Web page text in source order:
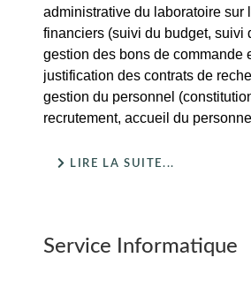
administrative du laboratoire sur
financiers (suivi du budget, suivi
gestion des bons de commande
justification des contrats de
gestion du personnel
recrutement, accueil du
LIRE LA SUITE...
Service Informatique